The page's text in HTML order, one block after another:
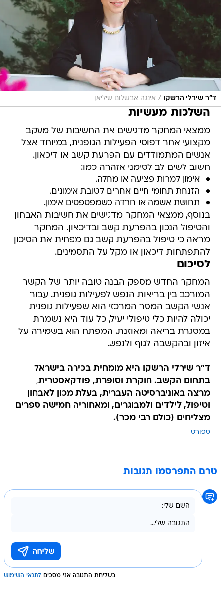
ד"ר שירלי הרשקו / אינגה אבשלום שיליאן
השלכות מעשיות
ממצאי המחקר מדגישים את החשיבות של מעקב
מקצועי אחר דפוסי הפעילות הגופנית, במיוחד אצל
אנשים המתמודדים עם הפרעת קשב או דיכאון.
חשוב לשים לב לסימני אזהרה כמו:
אימון למרות פציעה או מחלה.
הזנחת תחומי חיים אחרים לטובת אימונים.
תחושת אשמה או חרדה כשמפספסים אימון.
בנוסף, ממצאי המחקר מדגישים את חשיבות האבחון
והטיפול הנכון בהפרעת קשב ובדיכאון. המחקר
מראה כי טיפול בהפרעת קשב גם מפחית את הסיכון
להתפתחות דיכאון או מקל על התסמינים.
לסיכום
המחקר החדש מספק הבנה טובה יותר של הקשר
המורכב בין בריאות הנפש לפעילות גופנית. עבור
אנשי הקשב המסר המרכזי הוא שפעילות גופנית
יכולה להיות כלי טיפולי יעיל, כל עוד היא נשמרת
במסגרת בריאה ומאוזנת. המפתח הוא בשמירה על
איזון ובהקשבה לגוף ולנפש.
ד"ר שירלי הרשקו היא מומחית בכירה בישראל
בתחום הקשב. חוקרת וסופרת, פודקאסטרית,
מרצה באוניברסיטה העברית, בעלת מכון לאבחון
וטיפול, לילדים ולמבוגרים, ומאחוריה חמישה ספרים
מצליחים (כולם רבי מכר).
ספורט
טרם התפרסמו תגובות
בשליחת התגובה אני מסכים לתנאי השימוש